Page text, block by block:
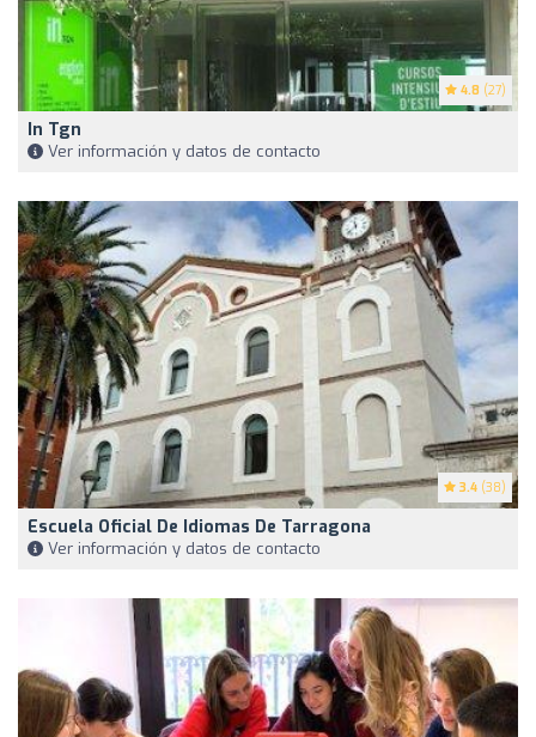
4.8 (27)
In Tgn
Ver información y datos de contacto
3.4 (38)
Escuela Oficial De Idiomas De Tarragona
Ver información y datos de contacto